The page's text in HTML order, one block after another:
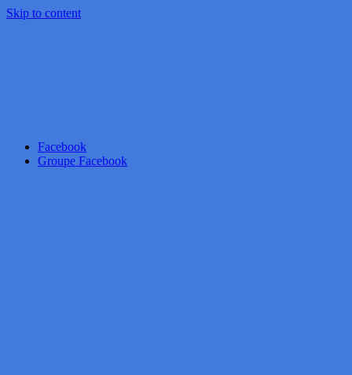
Skip to content
Facebook
Groupe Facebook